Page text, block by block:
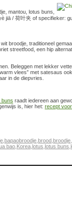
mantou, lotus buns,
jiā / 荷叶夹 of specifieker:
broodje, traditioneel
streetfood, een hip
Beleggen met lekker
vlees” met satesaus
in de diepvries.
buns raadt iedereen aan
is, hier het: recept
bapaobroodje brood broodje
bao Korea lotus lotus buns